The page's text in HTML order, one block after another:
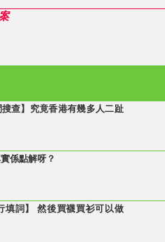
搜查】究竟香港有幾多人二趾
係點解呀？
填詞】 然後買襪買衫可以做